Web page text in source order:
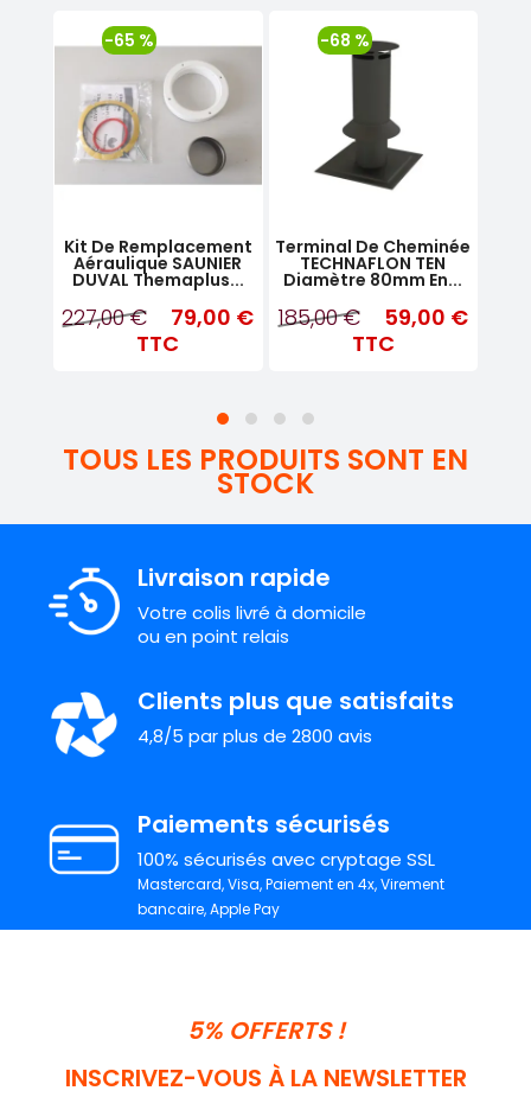
Kit De Remplacement
Aéraulique SAUNIER
DUVAL Themaplus...
227,00 €
79,00 €
TTC
-65 %
Terminal De Cheminée
TECHNAFLON TEN
Diamètre 80mm En...
185,00 €
59,00 €
TTC
-68 %
TOUS LES PRODUITS SONT EN
STOCK
Livraison rapide
Votre colis livré à domicile
ou en point relais
Clients plus que satisfaits
4,8/5 par plus de 2800 avis
Paiements sécurisés
100% sécurisés avec cryptage SSL
Mastercard, Visa, Paiement en 4x, Virement
bancaire, Apple Pay
5% OFFERTS !
INSCRIVEZ-VOUS À LA NEWSLETTER